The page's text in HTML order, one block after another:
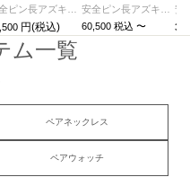
安全ピン長アズキチェーンダイヤモンドネックレスM-ブラック
安全ピン長アズキチェーンダイヤモンドネックレスM-シルバー（燻加工）
60,500 税込 〜
ム一覧
ペアネックレス
ペアウォッチ